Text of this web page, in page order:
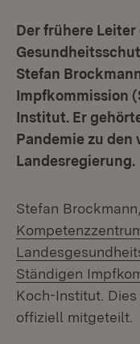
Der frühere
Stefan
Impfkommission
Institut. Er
Pandemie zu
Landesregierung.
Stefan
Ständigen
Koch-Institut.
offiziell mitgeteilt.